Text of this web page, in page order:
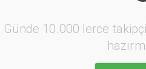
Günde 10.000 lerce